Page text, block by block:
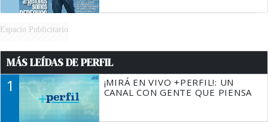
Espacio Publicitario
MÁS LEÍDAS DE PERFIL
1
¡MIRÁ EN VIVO +PERFIL!: UN
CANAL CON GENTE QUE PIENSA